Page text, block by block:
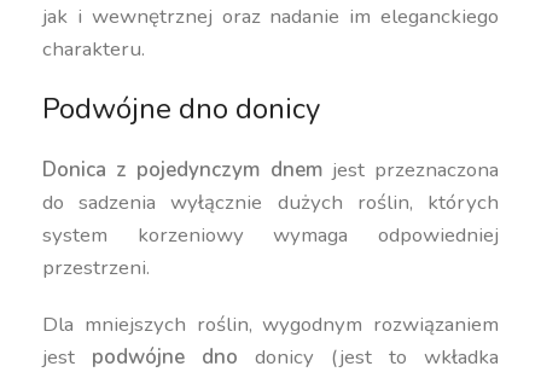
jak i wewnętrznej oraz nadanie im eleganckiego
charakteru.
Podwójne dno donicy
Donica z pojedynczym dnemjest przeznaczona
do sadzenia wyłącznie dużych roślin, których
system korzeniowy wymaga odpowiedniej
przestrzeni.
Dla mniejszych roślin, wygodnym rozwiązaniem
jest podwójne dno donicy (jest to wkładka